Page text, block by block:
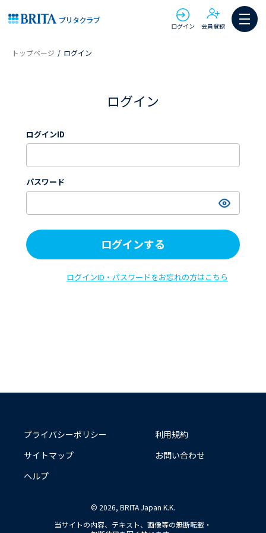
ログイン 会員登録
トップページ ログイン
ログイン
ログインID
パスワード
ログインする
ログインID・パスワードをお忘れの方はこちら
プライバシーポリシー
利用規約
サイトマップ
お問い合わせ
ヘルプ
© 2026, BRITA Japan K.K.
当サイトの内容、テキスト、画像等の無断転載・